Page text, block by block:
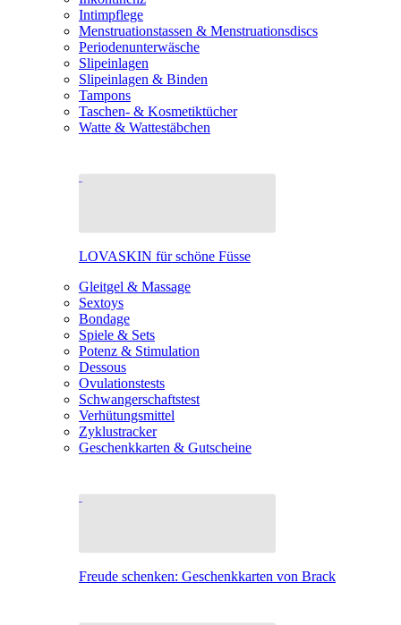
Intimpflege
Menstruationstassen & Menstruationsdiscs
Periodenunterwäsche
Slipeinlagen
Slipeinlagen & Binden
Tampons
Taschen- & Kosmetiktücher
Watte & Wattestäbchen
LOVASKIN für schöne Füsse
Gleitgel & Massage
Sextoys
Bondage
Spiele & Sets
Potenz & Stimulation
Dessous
Ovulationstests
Schwangerschaftstest
Verhütungsmittel
Zyklustracker
Geschenkkarten & Gutscheine
Freude schenken: Geschenkkarten von Brack